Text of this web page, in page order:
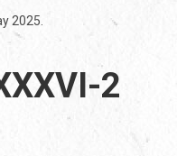
2025
2